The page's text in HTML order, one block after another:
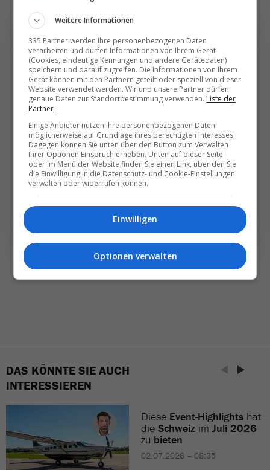
Die wichtigsten und
besten News direkt in
Täglich oder wöchentlich, mit mehr Insights oder
weniger. Bei Travel­news haben Sie die Wahl.
DAS KÖNNTE SIE AUCH
INTERESSIEREN
Diese Event-Highlights hat
die Schweiz im Juli 2026
zu bieten
02.07.2026 – 08:35
Weitere Informationen
335 Partner werden Ihre personenbezogenen Daten
verarbeiten und dürfen Informationen von Ihrem Gerät
(Cookies, eindeutige Kennungen und andere Gerätedaten)
speichern und darauf zugreifen. Die Informationen von Ihrem
Gerät können mit den Partnern geteilt oder speziell von dieser
Website verwendet werden. Wir und unsere Partner dürfen
genaue Daten zur Standortbestimmung verwenden. Liste der
Partner
Einige Anbieter nutzen Ihre personenbezogenen Daten
möglicherweise auf Grundlage ihres berechtigten Interesses.
Dagegen können Sie unten über den Button zum Verwalten
Ihrer Optionen Einspruch erheben. Unten auf dieser Seite
oder im Menü der Website finden Sie einen Link, über den Sie
die Einwilligung in die Datenschutz- und Cookie-Einstellungen
verwalten oder widerrufen können.
Einwilligen
Optionen verwalten